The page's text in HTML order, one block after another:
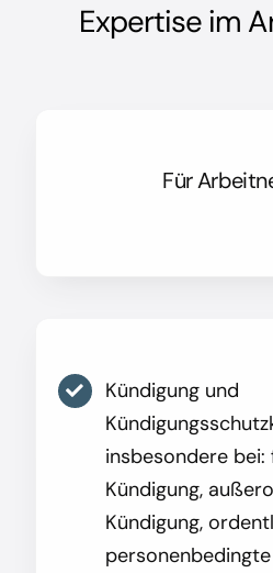
Expertise im
Für
Kündigung und
insbesondere
Kündigung,
Kündigung,